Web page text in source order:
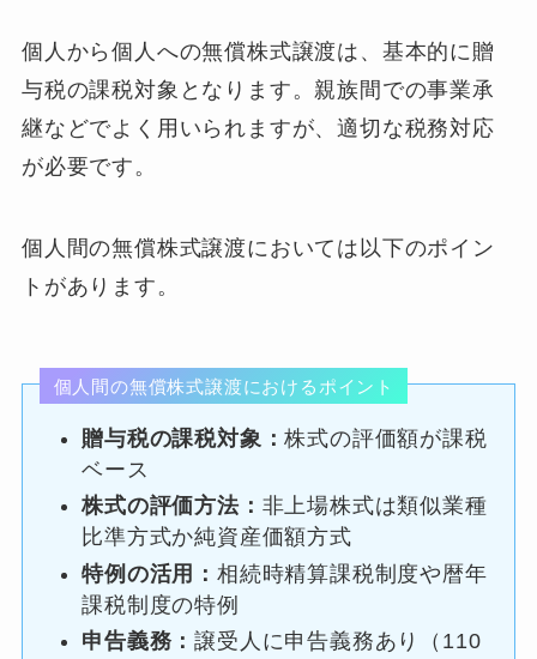
個人から個人への無償株式譲渡は、基本的に贈
与税の課税対象となります。親族間での事業承
継などでよく用いられますが、適切な税務対応
が必要です。
個人間の無償株式譲渡においては以下のポイン
トがあります。
個人間の無償株式譲渡におけるポイント
贈与税の課税対象：株式の評価額が課税
ベース
株式の評価方法： 非上場株式は類似業種
比準方式か純資産価額方式
特例の活用：相続時精算課税制度や暦年
課税制度の特例
申告義務：譲受人に申告義務あり（110